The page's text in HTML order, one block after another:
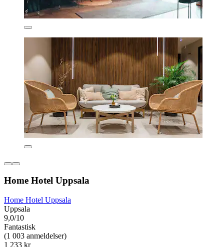
Home Hotel Uppsala
Home Hotel Uppsala
Uppsala
9,0/10
Fantastisk
(1 003 anmeldelser)
1 233 kr